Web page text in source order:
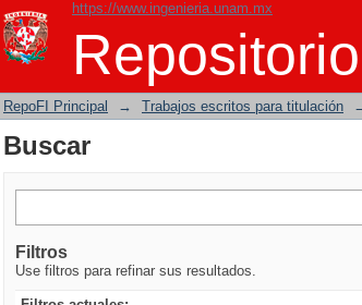
https://www.ingenieria.unam.mx
Buscar
RepoFI Principal → Trabajos escritos para titulación
Buscar
Filtros
Use filtros para refinar sus resultados.